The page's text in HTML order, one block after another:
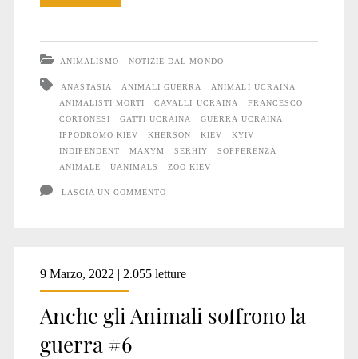
la
guerra
#7
ANIMALISMO NOTIZIE DAL MONDO
ANASTASIA ANIMALI GUERRA
ANIMALI UCRAINA
ANIMALISTI MORTI
CAVALLI UCRAINA
FRANCESCO
CORTONESI
GATTI UCRAINA
GUERRA UCRAINA
IPPODROMO KIEV
KHERSON KIEV
KYIV
INDIPENDENT
MAXYM SERHIY
SOFFERENZA
ANIMALE
UANIMALS ZOO KIEV
LASCIA UN COMMENTO
9 Marzo, 2022 | 2.055 letture
Anche gli Animali soffrono la
guerra #6